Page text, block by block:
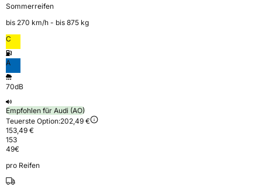
Sommerreifen
bis 270 km⁠/⁠h - bis 875 kg
C
A
70dB
Empfohlen für Audi (AO)
Teuerste Option:202,49 €
153,49 €
153
49€
pro Reifen